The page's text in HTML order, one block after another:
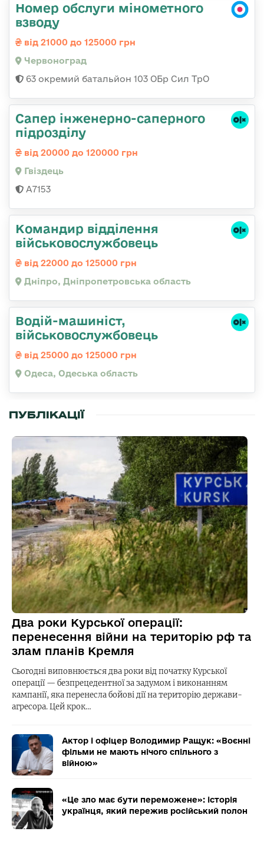
Номер обслуги мінометного
взводу
від 21000 до 125000 грн
Червоноград
63 окремий батальйон 103 ОБр Сил ТрО
Сапер інженерно-саперного
підрозділу
від 20000 до 120000 грн
Гвiздець
А7153
Командир відділення
військовослужбовець
від 22000 до 125000 грн
Дніпро, Дніпропетровська область
Водій-машиніст,
військовослужбовець
від 25000 до 125000 грн
Одеса, Одеська область
ПУБЛІКАЦІЇ
Два роки Курської операції:
перенесення війни на територію рф та
злам планів Кремля
Сьогодні виповнюється два роки від початку Курської
операції — безпрецедентної за задумом і виконанням
кампанії, яка перенесла бойові дії на територію держави-
агресора. Цей крок…
Актор і офіцер Володимир Ращук: «Воєнні
фільми не мають нічого спільного з
війною»
«Це зло має бути переможене»: історія
українця, який пережив російський полон